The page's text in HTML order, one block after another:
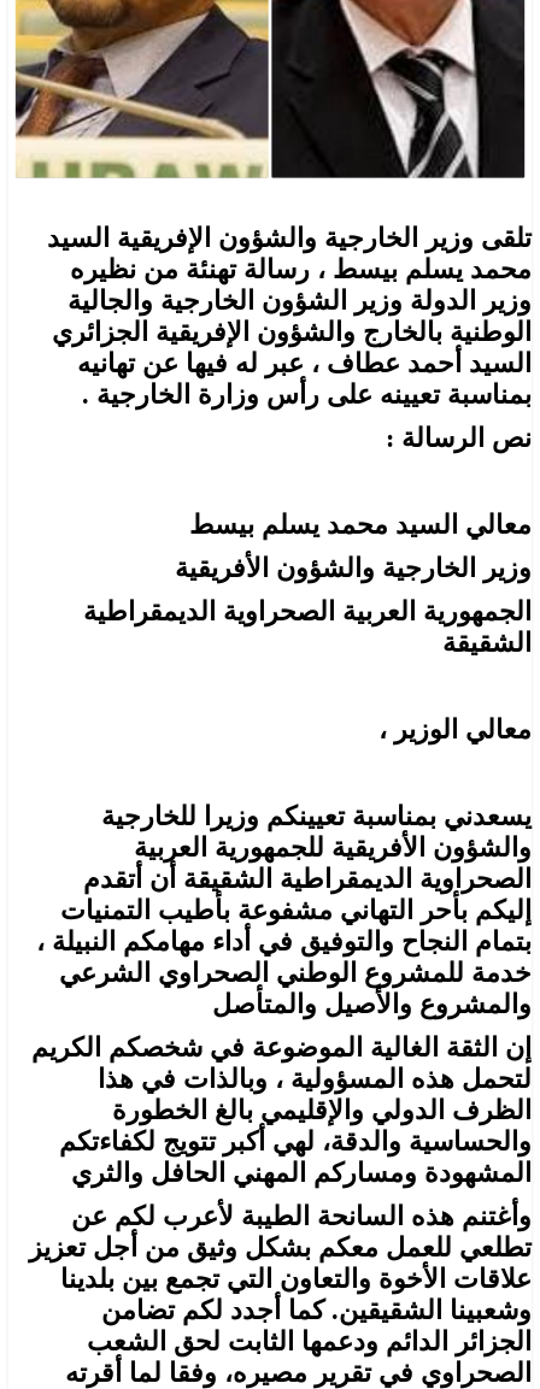
تلقى وزير الخارجية والشؤون الإفريقية السيد
محمد يسلم بيسط ، رسالة تهنئة من نظيره
وزير الدولة وزير الشؤون الخارجية والجالية
الوطنية بالخارج والشؤون الإفريقية الجزائري
السيد أحمد عطاف ، عبر له فيها عن تهانيه
بمناسبة تعيينه على رأس وزارة الخارجية .
نص الرسالة :
معالي السيد محمد يسلم بيسط
وزير الخارجية والشؤون الأفريقية
الجمهورية العربية الصحراوية الديمقراطية
الشقيقة
معالي الوزير ،
يسعدني بمناسبة تعيينكم وزيرا للخارجية
والشؤون الأفريقية للجمهورية العربية
الصحراوية الديمقراطية الشقيقة أن أتقدم
إليكم بأحر التهاني مشفوعة بأطيب التمنيات
بتمام النجاح والتوفيق في أداء مهامكم النبيلة ،
خدمة للمشروع الوطني الصحراوي الشرعي
والمشروع والأصيل والمتأصل
إن الثقة الغالية الموضوعة في شخصكم الكريم
لتحمل هذه المسؤولية ، وبالذات في هذا
الظرف الدولي والإقليمي بالغ الخطورة
والحساسية والدقة، لهي أكبر تتويج لكفاءتكم
المشهودة ومساركم المهني الحافل والثري
وأغتنم هذه السانحة الطيبة لأعرب لكم عن
تطلعي للعمل معكم بشكل وثيق من أجل تعزيز
علاقات الأخوة والتعاون التي تجمع بين بلدينا
وشعبينا الشقيقين. كما أجدد لكم تضامن
الجزائر الدائم ودعمها الثابت لحق الشعب
الصحراوي في تقرير مصيره، وفقا لما أقرته